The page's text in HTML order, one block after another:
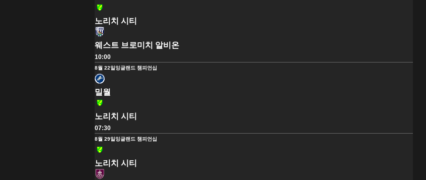
노리치 시티
웨스트 브로미치 알비온
10:00
8월 22일 잉글랜드 챔피언십
밀월
노리치 시티
07:30
8월 29일 잉글랜드 챔피언십
노리치 시티